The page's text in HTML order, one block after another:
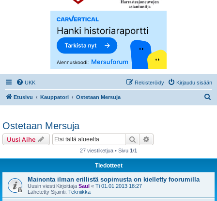
UKK Kirjaudu sisään
Rekisteröidy
Etusivu Kauppatori Ostetaan Mersuja
Ostetaan Mersuja
Uusi Aihe Etsi
27 viestiketjua • Sivu 1/1
Tiedotteet
Mainonta ilman erillistä sopimusta on kielletty foorumilla
Uusin viesti Kirjoittaja Saul « Ti 01.01.2013 18:27
Lähetetty Sijainti: Tekniikka